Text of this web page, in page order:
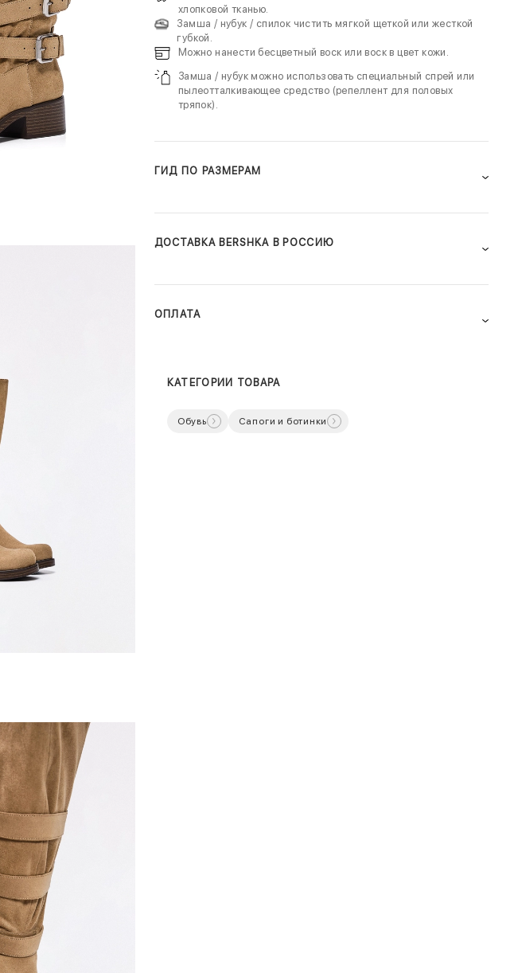
хлопковой тканью.
Замша / нубук / спилок чистить мягкой щеткой или жесткой
губкой.
Можно нанести бесцветный воск или воск в цвет кожи.
Замша / нубук можно использовать специальный спрей или
пылеотталкивающее средство (репеллент для половых
тряпок).
ГИД ПО РАЗМЕРАМ
ДОСТАВКА BERSHKA В РОССИЮ
ОПЛАТА
КАТЕГОРИИ ТОВАРА
Обувь Сапоги и ботинки